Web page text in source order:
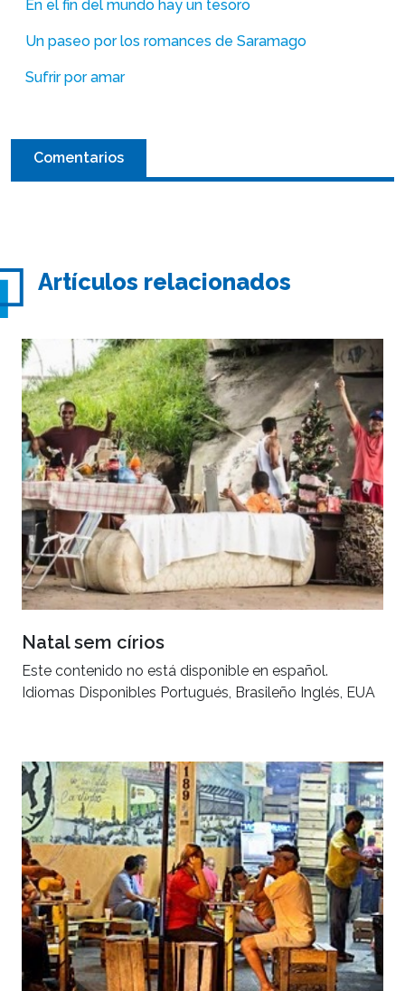
En el fin del mundo hay un tesoro
Un paseo por los romances de Saramago
Sufrir por amar
Comentarios
Artículos relacionados
Natal sem círios
Este contenido no está disponible en español.
Idiomas Disponibles Portugués, Brasileño Inglés, EUA